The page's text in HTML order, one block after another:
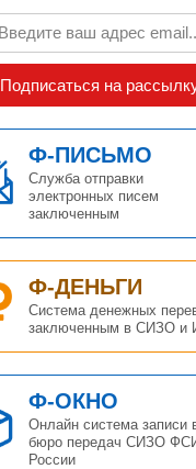
Подписаться на
Ф-ПИСЬМО
Служба отправки
электронных писем
заключенным
Ф-ДЕНЬГИ
Система денежных
заключенным в СИЗО и
Ф-ОКНО
Онлайн система записи
бюро передач СИЗО
России